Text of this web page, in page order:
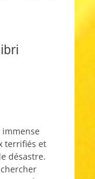
terrifiés et
désastre.